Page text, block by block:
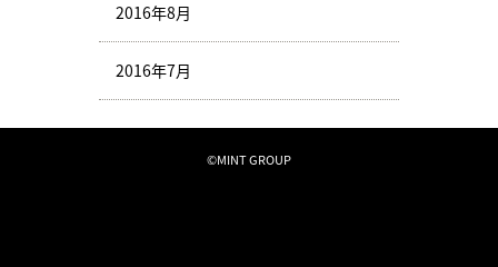
2016年8月
2016年7月
©MINT GROUP